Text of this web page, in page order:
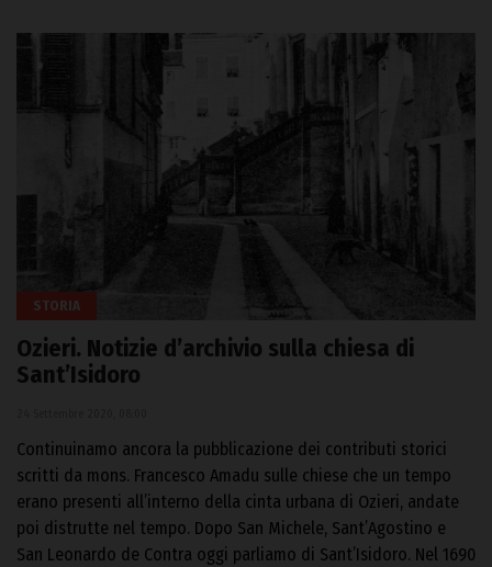
STORIA
Ozieri. Notizie d’archivio sulla chiesa di
Sant’Isidoro
Continuinamo ancora la pubblicazione dei contributi storici
scritti da mons. Francesco Amadu sulle chiese che un tempo
erano presenti all’interno della cinta urbana di Ozieri, andate
poi distrutte nel tempo. Dopo San Michele, Sant’Agostino e
San Leonardo de Contra oggi parliamo di Sant’Isidoro. Nel 1690